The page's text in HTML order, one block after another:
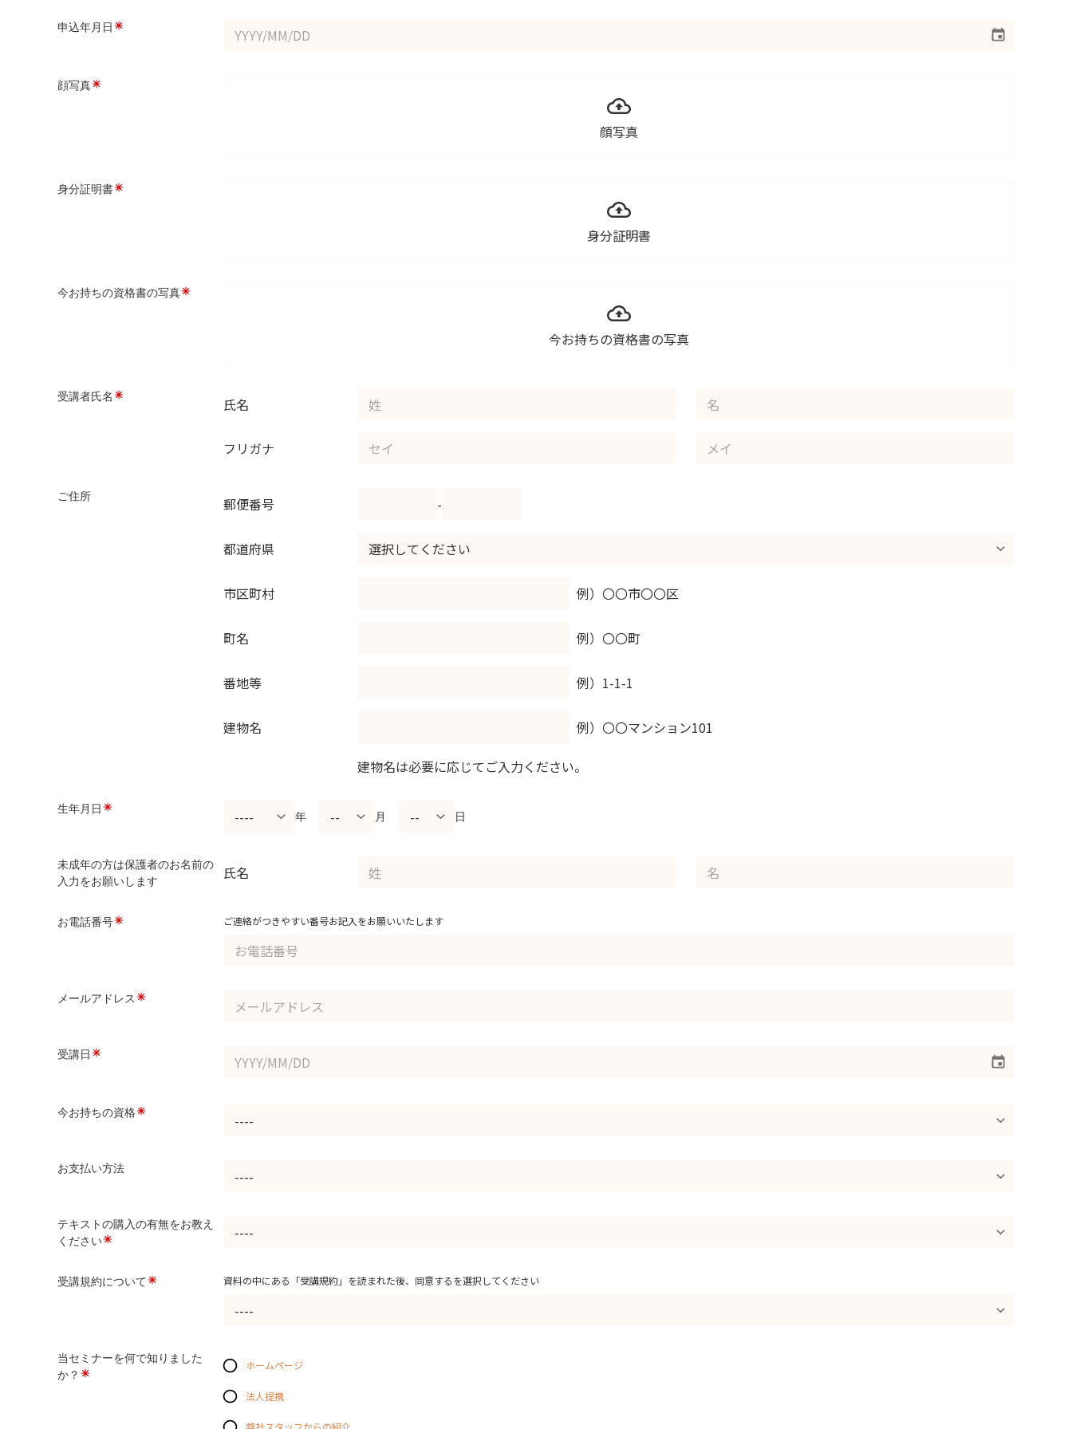
申込年月日
顔写真
顔写真
身分証明書
身分証明書
今お持ちの資格書の写真
今お持ちの資格書の写真
受講者氏名 氏名
フリガナ
ご住所 郵便番号 -
都道府県
市区町村 例）〇〇市〇〇区
町名 例）〇〇町
番地等 例）1-1-1
建物名 例）〇〇マンション101
建物名は必要に応じてご入力ください。
生年月日
年 月 日
未成年の方は保護者のお名前の
入力をお願いします
氏名
お電話番号 ご連絡がつきやすい番号お記入をお願いいたします
メールアドレス
受講日
今お持ちの資格
お支払い方法
テキストの購入の有無をお教え
ください
受講規約について 資料の中にある「受講規約」を読まれた後、同意するを選択してください
当セミナーを何で知りました
か？
ホームページ
法人提携